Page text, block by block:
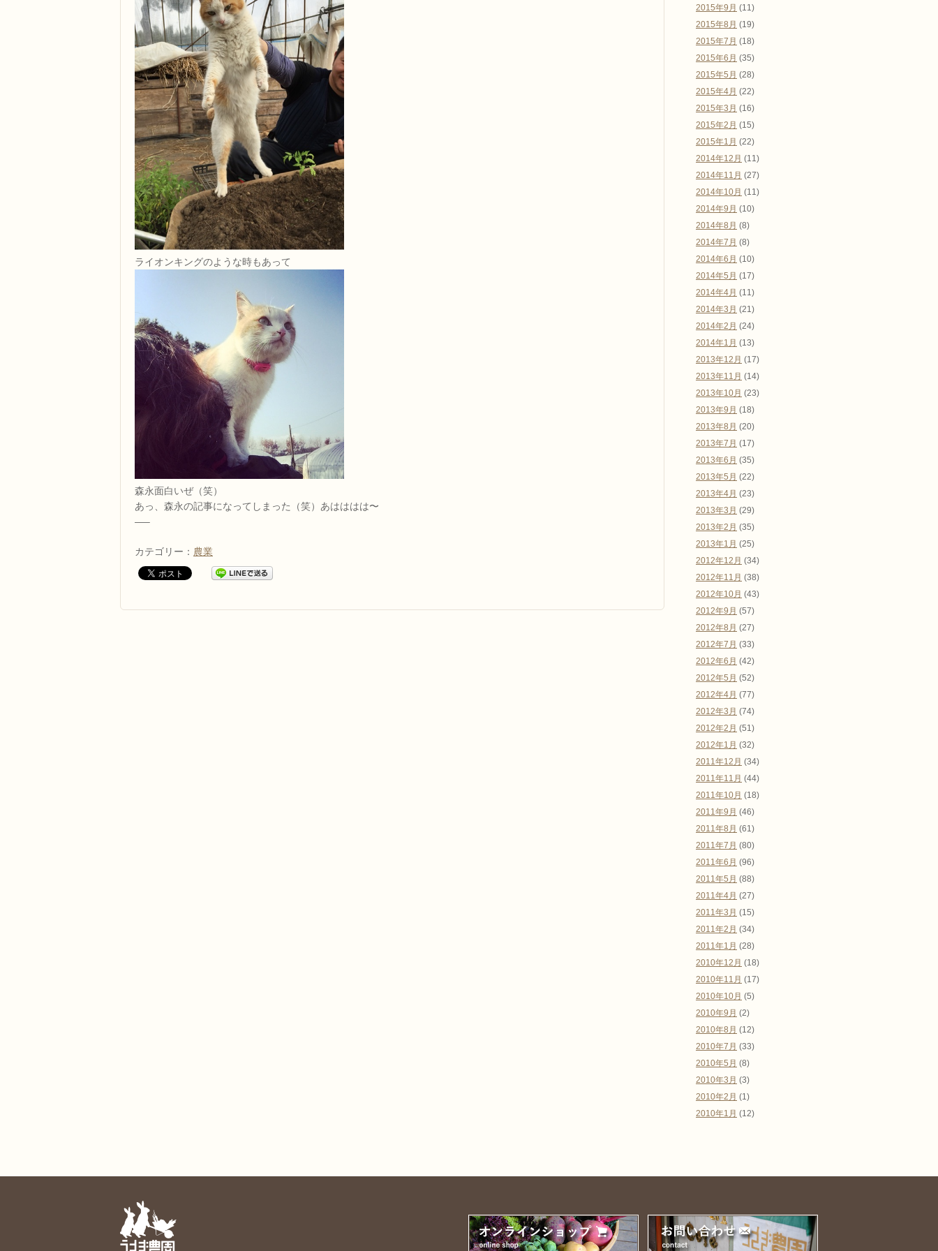
ライオンキングのような時もあって
森永面白いぜ（笑）
あっ、森永の記事になってしまった（笑）あはははは〜
—–
カテゴリー： 農業
2015年9月 (11)
2015年8月 (19)
2015年7月 (18)
2015年6月 (35)
2015年5月 (28)
2015年4月 (22)
2015年3月 (16)
2015年2月 (15)
2015年1月 (22)
2014年12月 (11)
2014年11月 (27)
2014年10月 (11)
2014年9月 (10)
2014年8月 (8)
2014年7月 (8)
2014年6月 (10)
2014年5月 (17)
2014年4月 (11)
2014年3月 (21)
2014年2月 (24)
2014年1月 (13)
2013年12月 (17)
2013年11月 (14)
2013年10月 (23)
2013年9月 (18)
2013年8月 (20)
2013年7月 (17)
2013年6月 (35)
2013年5月 (22)
2013年4月 (23)
2013年3月 (29)
2013年2月 (35)
2013年1月 (25)
2012年12月 (34)
2012年11月 (38)
2012年10月 (43)
2012年9月 (57)
2012年8月 (27)
2012年7月 (33)
2012年6月 (42)
2012年5月 (52)
2012年4月 (77)
2012年3月 (74)
2012年2月 (51)
2012年1月 (32)
2011年12月 (34)
2011年11月 (44)
2011年10月 (18)
2011年9月 (46)
2011年8月 (61)
2011年7月 (80)
2011年6月 (96)
2011年5月 (88)
2011年4月 (27)
2011年3月 (15)
2011年2月 (34)
2011年1月 (28)
2010年12月 (18)
2010年11月 (17)
2010年10月 (5)
2010年9月 (2)
2010年8月 (12)
2010年7月 (33)
2010年5月 (8)
2010年3月 (3)
2010年2月 (1)
2010年1月 (12)